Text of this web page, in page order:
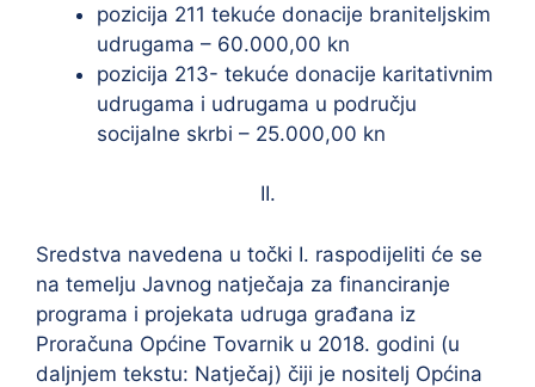
pozicija 211 tekuće donacije braniteljskim
udrugama – 60.000,00 kn
pozicija 213- tekuće donacije karitativnim
udrugama i udrugama u području
socijalne skrbi – 25.000,00 kn
II.
Sredstva navedena u točki I. raspodijeliti će se
na temelju Javnog natječaja za financiranje
programa i projekata udruga građana iz
Proračuna Općine Tovarnik u 2018. godini (u
daljnjem tekstu: Natječaj) čiji je nositelj Općina